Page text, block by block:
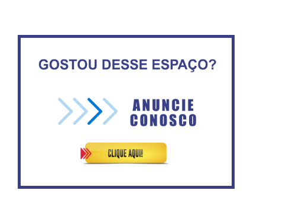
Circulação de ar no túnel
esforço para prevenir e
combater queimadas
ASVECOM: Renúncia Ana
Neves